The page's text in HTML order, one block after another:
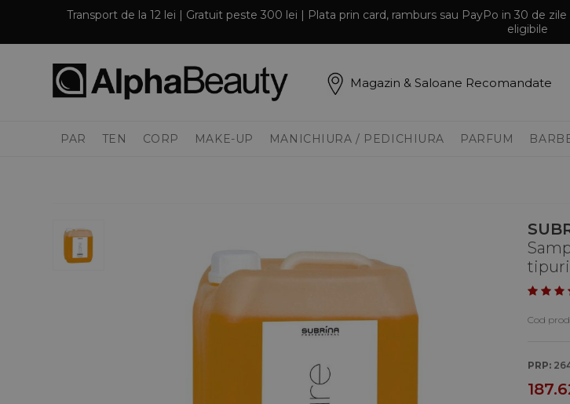
Transport de la 12 lei | Gratuit peste 300 lei | Plata prin card, ramburs sau PayPo in 30 de
eligibile
Magazin & Saloane Recomandate
PAR TEN CORP MAKE-UP MANICHIURA / PEDICHIURA PARFUM
Cod
PRP: